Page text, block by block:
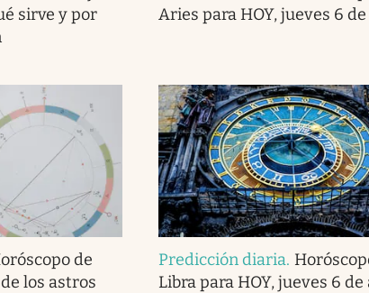
sirve y por
Aries para HOY, jueves 6
de
los astros
Predicción diaria.
Libra para HOY, jueves 6 de